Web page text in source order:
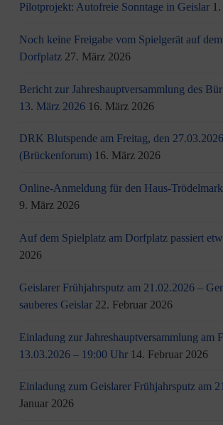
Pilotprojekt: Autofreie Sonntage in Geislar
Noch keine Freigabe vom Spielgerät auf
Dorfplatz 27. März 2026
Bericht zur Jahreshauptversammlung des
13. März 2026 16. März 2026
DRK Blutspende am Freitag, den
(Brückenforum) 16. März 2026
Online-Anmeldung für den Haus-
9. März 2026
Auf dem Spielplatz am Dorfplatz passiert
2026
Geislarer Frühjahrsputz am 21.02.2026 –
sauberes Geislar 22. Februar 2026
Einladung zur Jahreshauptversammlung am
13.03.2026 – 19:00 Uhr 14. Februar 2026
Einladung zum Geislarer Frühjahrsputz am
Januar 2026